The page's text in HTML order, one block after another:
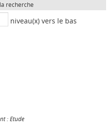
recherche
niveau(x) vers le bas
: Etude